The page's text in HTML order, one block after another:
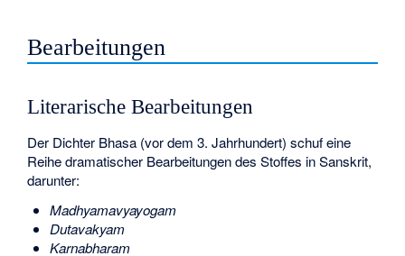
Bearbeitungen
Literarische Bearbeitungen
Der Dichter Bhasa (vor dem 3. Jahrhundert) schuf eine
Reihe dramatischer Bearbeitungen des Stoffes in Sanskrit,
darunter:
Madhyamavyayogam
Dutavakyam
Karnabharam